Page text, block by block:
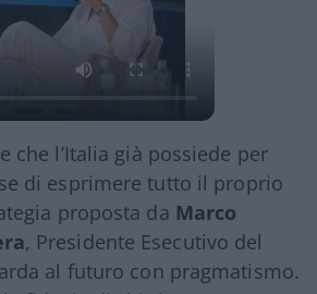
che l’Italia già possiede per
di esprimere tutto il proprio
proposta da Marco
, Presidente Esecutivo del
al futuro con pragmatismo.